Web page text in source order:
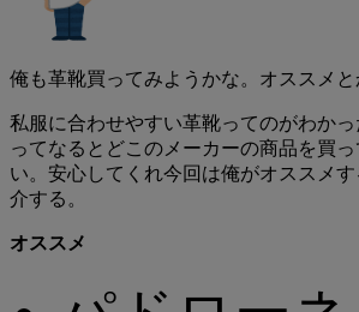
俺も革靴買ってみようかな。オススメ
私服に合わせやすい革靴ってのがわか
ってなるとどこのメーカーの商品を買
い。安心してくれ今回は俺がオススメ
介する。
オススメ